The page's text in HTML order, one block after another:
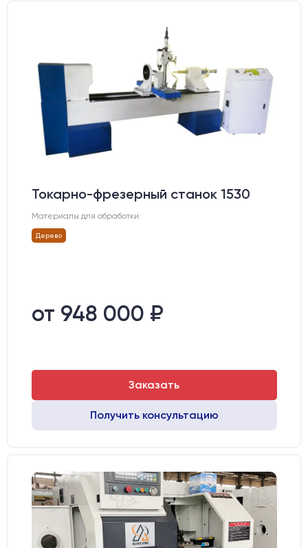
Токарно-фрезерный станок 1530
Материалы для обработки:
Дерево
от 948 000 ₽
Заказать
Получить консультацию